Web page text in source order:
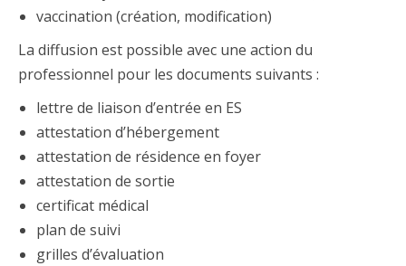
vaccination (création, modification)
La diffusion est possible avec une action du
professionnel pour les documents suivants :
lettre de liaison d’entrée en ES
attestation d’hébergement
attestation de résidence en foyer
attestation de sortie
certificat médical
plan de suivi
grilles d’évaluation